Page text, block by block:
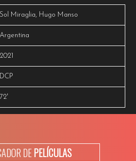
Sol Miraglia, Hugo Manso
Argentina
2021
DCP
72'
DEPELÍCULAS